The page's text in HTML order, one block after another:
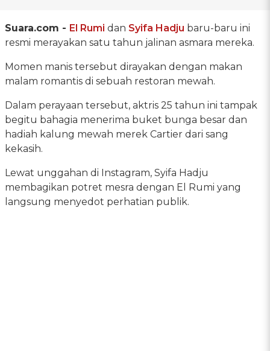
Suara.com - El Rumi dan Syifa Hadju baru-baru ini
resmi merayakan satu tahun jalinan asmara mereka.
Momen manis tersebut dirayakan dengan makan
malam romantis di sebuah restoran mewah.
Dalam perayaan tersebut, aktris 25 tahun ini tampak
begitu bahagia menerima buket bunga besar dan
hadiah kalung mewah merek Cartier dari sang
kekasih.
Lewat unggahan di Instagram, Syifa Hadju
membagikan potret mesra dengan El Rumi yang
langsung menyedot perhatian publik.